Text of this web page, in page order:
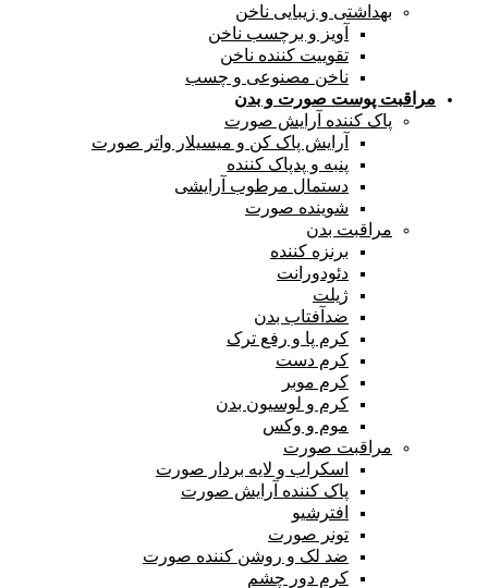
بهداشتی و زیبایی ناخن
آویز و برچسب ناخن
تقوییت کننده ناخن
ناخن مصنوعی و چسب
مراقبت پوست صورت و بدن
پاک کننده آرایش صورت
آرایش پاک کن و میسیلار واتر صورت
پنبه و پدپاک کننده
دستمال مرطوب آرایشی
شوینده صورت
مراقبت بدن
برنزه کننده
دئودورانت
ژیلت
ضدآفتاب بدن
کرم پا و رفع ترک
کرم دست
کرم موبر
کرم و لوسیون بدن
موم و وکس
مراقبت صورت
اسکراب و لایه بردار صورت
پاک کننده آرایش صورت
افترشیو
تونر صورت
ضد لک و روشن کننده صورت
کرم دور چشم